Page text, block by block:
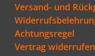
Versand- und
Achtungsregel
Vertrag widerrufen